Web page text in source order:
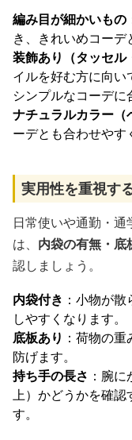
編み目が細かいもの
き、きれいめコーデ
装飾あり（タッセル
イルを好む方に向い
シンプルなコーデに
ナチュラルカラー（
ーデとも合わせやす
実用性を重視す
日常使いや通勤・
は、 内袋の有無・底
認しましょう。
内袋付き ：小物が
しやすくなります。
底板あり ：荷物の
防げます。
持ち手の長さ ：腕
上）かどうかを確認
す。